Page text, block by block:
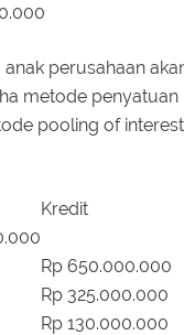
perusahaan
metode
pooling of
Kredit
Rp 650.000.000
Rp 325.000.000
Rp 130.000.000